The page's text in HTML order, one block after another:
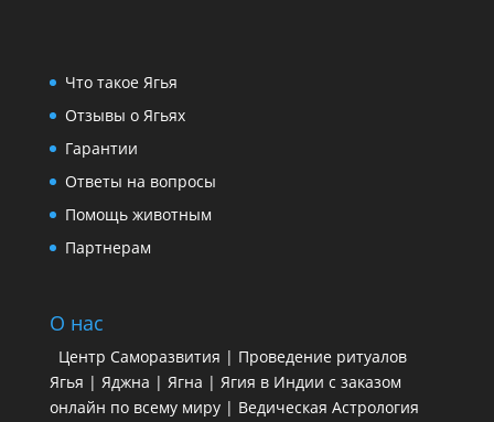
Что такое Ягья
Отзывы о Ягьях
Гарантии
Ответы на вопросы
Помощь животным
Партнерам
О нас
Центр Саморазвития | Проведение ритуалов
Ягья | Яджна | Ягна | Ягия в Индии с заказом
онлайн по всему миру | Ведическая Астрология